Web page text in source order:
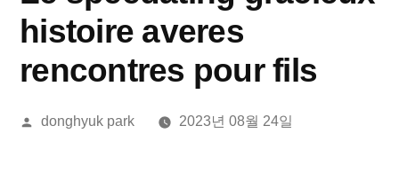
histoire averes
rencontres pour fils
올
donghyuk park 2023년 08월 24일